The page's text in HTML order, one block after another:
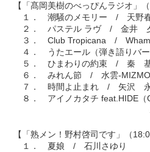
【「髙岡美樹のべっぴんラジオ」
１． 潮騒のメモリー / 天野春
２． パステル ラヴ / 金井
３． Club Tropicana /
４． うたエール（弾き語りバ
５． ひまわりの約束 / 秦
６． みれん節 / 水雲-
７． 時間よ止まれ / 矢沢
８． アイノカタチ feat.HIDE（
/
【「熟メン！野村啓司です」（
１． 夏娘 / 石川さゆり